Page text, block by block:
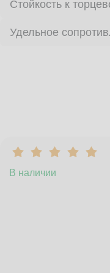
Стойкость к
Удельное
В наличии